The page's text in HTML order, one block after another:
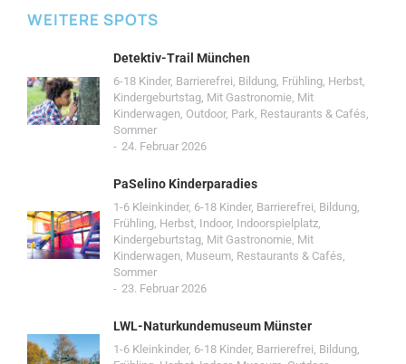
WEITERE SPOTS
Detektiv-Trail München
6-18 Kinder, Barrierefrei, Bildung, Frühling, Herbst,
Kindergeburtstag, Mit Gastronomie, Mit
Kinderwagen, Outdoor, Park, Restaurants & Cafés,
Sommer
24. Februar 2026
PaSelino Kinderparadies
1-6 Kleinkinder, 6-18 Kinder, Barrierefrei, Bildung,
Frühling, Herbst, Indoor, Indoorspielplatz,
Kindergeburtstag, Mit Gastronomie, Mit
Kinderwagen, Museum, Restaurants & Cafés,
Sommer
23. Februar 2026
LWL-Naturkundemuseum Münster
1-6 Kleinkinder, 6-18 Kinder, Barrierefrei, Bildung,